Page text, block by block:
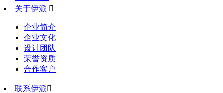
关于伊派 
企业简介
企业文化
设计团队
荣誉资质
合作客户
联系伊派